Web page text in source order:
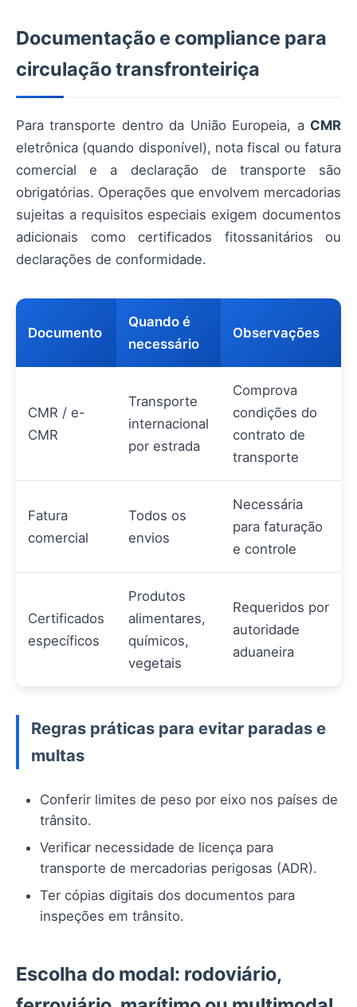
Documentação e compliance para
circulação transfronteiriça
Para transporte dentro da União Europeia, a CMR
eletrônica (quando disponível), nota fiscal ou fatura
comercial e a declaração de transporte são
obrigatórias. Operações que envolvem mercadorias
sujeitas a requisitos especiais exigem documentos
adicionais como certificados fitossanitários ou
declarações de conformidade.
Documento
Quando é
necessário
Observações
CMR / e-
CMR
Transporte
internacional
por estrada
Comprova
condições do
contrato de
transporte
Fatura
comercial
Todos os
envios
Necessária
para faturação
e controle
Certificados
específicos
Produtos
alimentares,
químicos,
vegetais
Requeridos por
autoridade
aduaneira
Regras práticas para evitar paradas e
multas
Conferir limites de peso por eixo nos países de
trânsito.
Verificar necessidade de licença para
transporte de mercadorias perigosas (ADR).
Ter cópias digitais dos documentos para
inspeções em trânsito.
Escolha do modal: rodoviário,